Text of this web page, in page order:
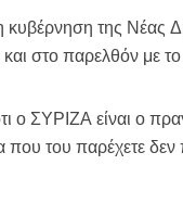
της Νέας
στο παρελθόν με
ο ΣΥΡΙΖΑ είναι ο
του παρέχετε δεν